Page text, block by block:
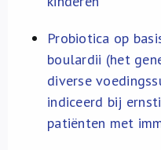
Probiotica op
boulardii (het
diverse
indiceerd bij
patiënten met